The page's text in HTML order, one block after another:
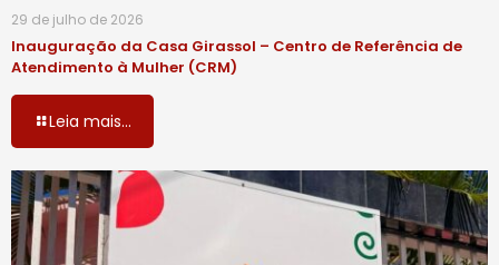
29 de julho de 2026
Inauguração da Casa Girassol – Centro de Referência de
Atendimento à Mulher (CRM)
Leia mais...